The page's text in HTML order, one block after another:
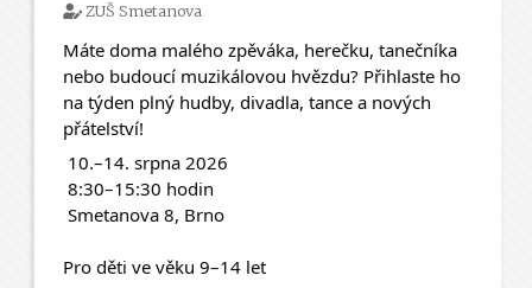
ZUŠ Smetanova
Máte doma malého zpěváka, herečku, tanečníka
nebo budoucí muzikálovou hvězdu? Přihlaste ho
na týden plný hudby, divadla, tance a nových
přátelství!
10.–14. srpna 2026
8:30–15:30 hodin
Smetanova 8, Brno
Pro děti ve věku 9–14 let